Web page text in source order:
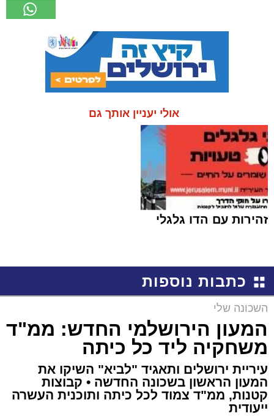
אולי יעניין אותך גם
זהירות עם הדו גלגלי
כתבות נוספות
השכונה שלי
המעון הירושלמי החדש: ממ"ד
משחקיה ליד כל כיתה
עיריית ירושלים ותאגיד "לביא" השיקו את
המעון הראשון בשכונה החדשה • קבוצות
קטנות, ממ"ד צמוד לכל כיתה ותוכנית העשרה
ייעודית